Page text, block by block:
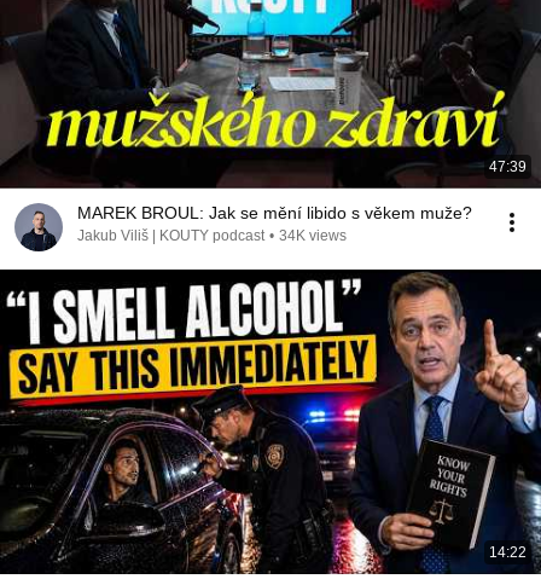
47:39
MAREK BROUL: Jak se mění libido s věkem muže?
Jakub Viliš | KOUTY podcast • 34K views
14:22